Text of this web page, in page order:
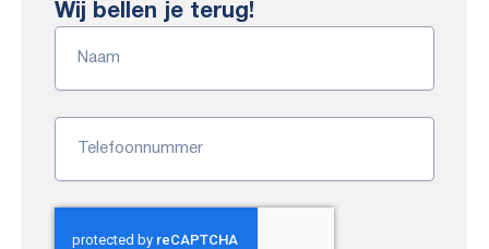
Wij bellen je terug!
Naam
Telefoonnummer